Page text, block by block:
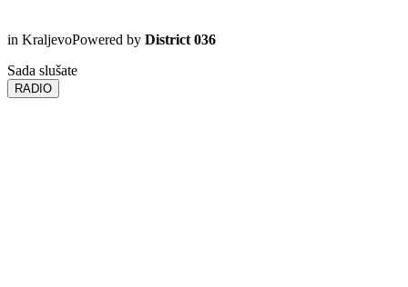
in KraljevoPowered by District 036
Sada slušate
RADIO